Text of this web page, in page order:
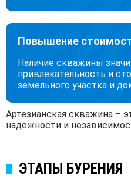
Повышение
Наличие скважины
привлекательность и
земельного участка и
Артезианская скважина –
надежности и
ЭТАПЫ БУРЕНИЯ